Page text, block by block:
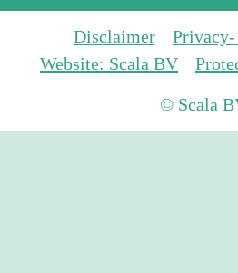
Disclaimer
Website: Scala BV
© Scala